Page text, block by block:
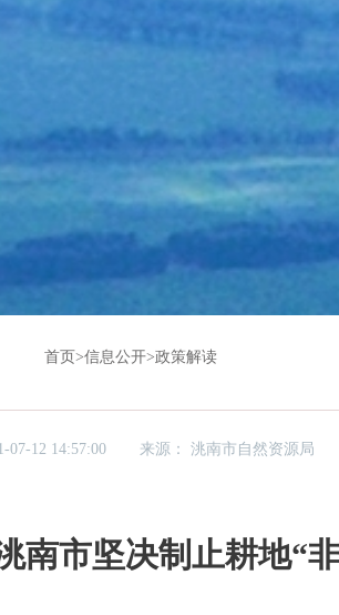
首页 >信息公开>政策解读
07-12 14:57:00 来源：洮南市自然资源局
洮南市坚决制止耕地“